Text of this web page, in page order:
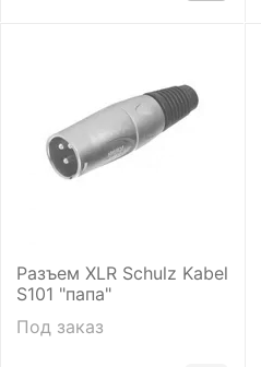
Разъем XLR Schulz Kabel
S101 "папа"
Под заказ